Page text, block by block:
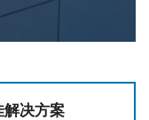
解决方案